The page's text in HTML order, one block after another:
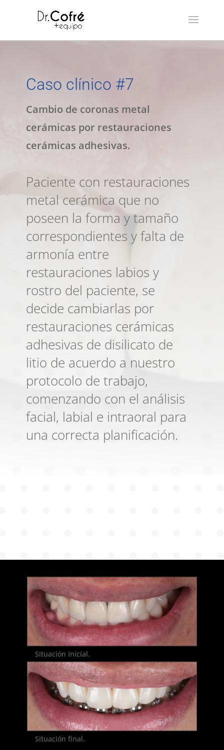
Caso clínico #7
Cambio de coronas metal
cerámicas por restauraciones
cerámicas adhesivas.
Paciente con restauraciones
metal cerámica que no
poseen la forma y tamaño
correspondientes y falta de
armonía entre
restauraciones labios y
rostro del paciente, se
decide cambiarlas por
restauraciones cerámicas
adhesivas de disilicato de
litio de acuerdo a nuestro
protocolo de trabajo,
comenzando con el análisis
facial, labial e intraoral para
una correcta planificación.
Situación inicial.
Situación final.